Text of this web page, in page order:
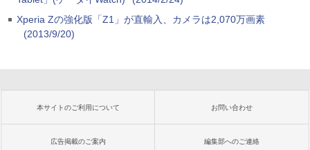
Xperia Zの強化版「Z1」が直輸入、カメラは2,070万画素
(2013/9/20)
本サイトのご利用について お問い合わせ
広告掲載のご案内 編集部へのご連絡